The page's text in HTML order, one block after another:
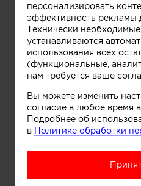
персонализировать
эффективность рекламы
Технически
устанавливаются
использования всех
(функциональные,
нам требуется ваше
Вы можете изменить
согласие в любое время
Подробнее об
в Политике обработки